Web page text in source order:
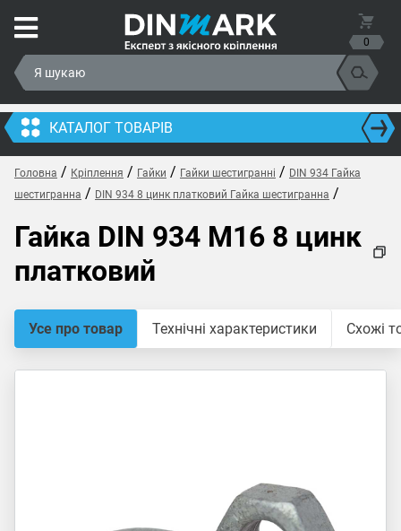
0
КАТАЛОГ ТОВАРІВ
Головна / Кріплення / Гайки / Гайки шестигранні / DIN 934 Гайка
шестигранна / DIN 934 8 цинк платковий Гайка шестигранна /
Гайка DIN 934 M16 8 цинк
платковий
Усе про товар Технічні характеристики Схожі